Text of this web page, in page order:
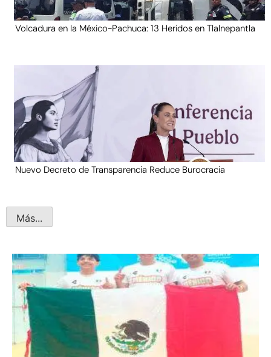
Volcadura en la México-Pachuca: 13 Heridos en Tlalnepantla
Nuevo Decreto de Transparencia Reduce Burocracia
Más...